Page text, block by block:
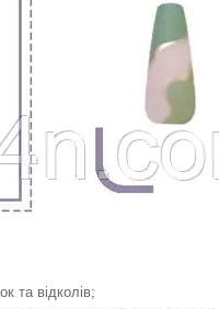
та відколів;